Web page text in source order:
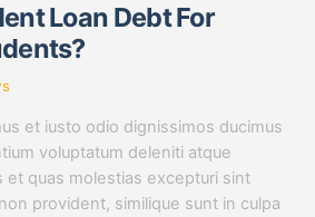
Loan Debt For
et iusto odio dignissimos ducimus
voluptatum deleniti atque
et quas molestias excepturi sint
provident, similique sunt in culpa